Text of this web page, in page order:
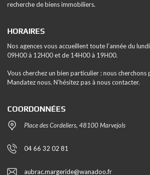
recherche de biens immobiliers.
HORAIRES
Nos agences vous accueillent toute l’année du
09H00 à 12H00 et de 14H00 à 19H00.
Vous cherchez un bien particulier : nous cherchons
Mandatez nous. N’hésitez pas à nous contacter.
COORDONNÉES
Place des Cordeliers, 48100 Marvejols
04 66 32 02 81
aubrac.margeride@wanadoo.fr